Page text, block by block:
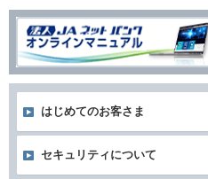
はじめてのお客さま
セキュリティについて